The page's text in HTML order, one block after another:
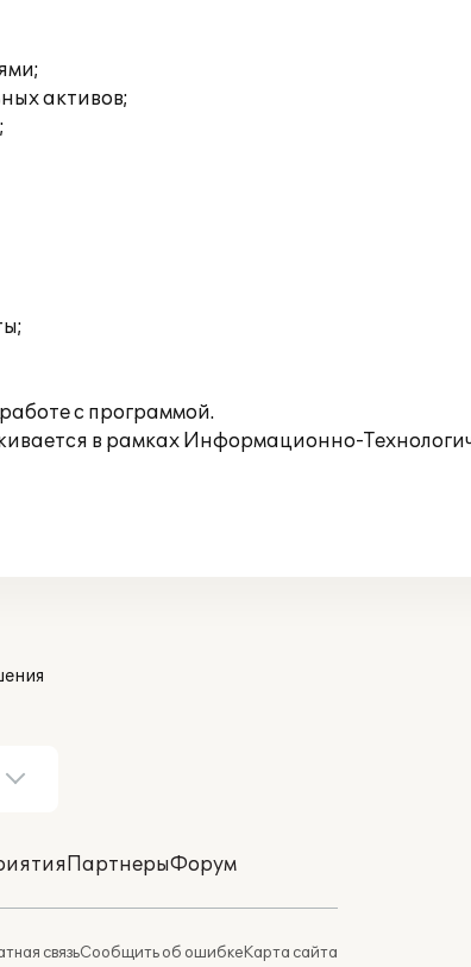
активов;
с программой.
в рамках Информационно-
ПартнерыФорум
связьСообщить об ошибкеКарта сайта